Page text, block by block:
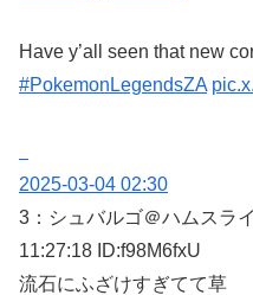
Have y’all seen that new
#PokemonLegendsZA
2025-03-04 02:30
3： シュバルゴ＠ハムスラ
11:27:18 ID:f98M6fxU
流石にふざけすぎてて草